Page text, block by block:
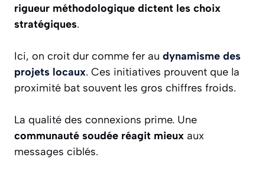
rigueur méthodologique dictent les choix
stratégiques.
Ici, on croit dur comme fer au dynamisme des
projets locaux. Ces initiatives prouvent que la
proximité bat souvent les gros chiffres froids.
La qualité des connexions prime. Une
communauté soudée réagit mieux aux
messages ciblés.